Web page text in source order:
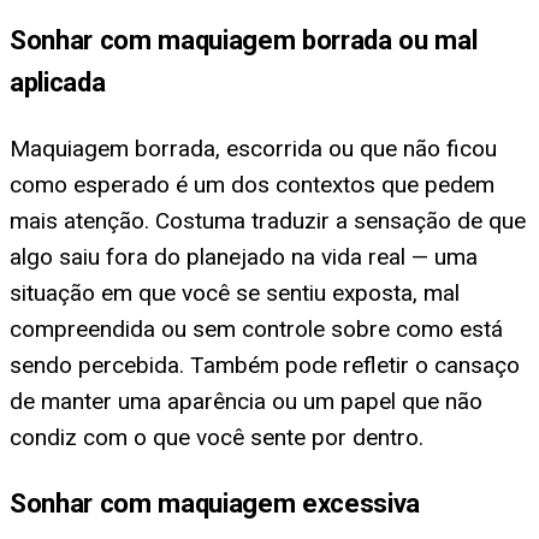
Sonhar com maquiagem borrada ou mal
aplicada
Maquiagem borrada, escorrida ou que não ficou
como esperado é um dos contextos que pedem
mais atenção. Costuma traduzir a sensação de que
algo saiu fora do planejado na vida real — uma
situação em que você se sentiu exposta, mal
compreendida ou sem controle sobre como está
sendo percebida. Também pode refletir o cansaço
de manter uma aparência ou um papel que não
condiz com o que você sente por dentro.
Sonhar com maquiagem excessiva